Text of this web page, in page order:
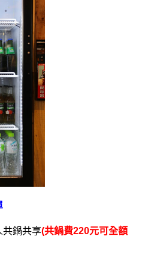
共鍋共享(共鍋費220元可全額